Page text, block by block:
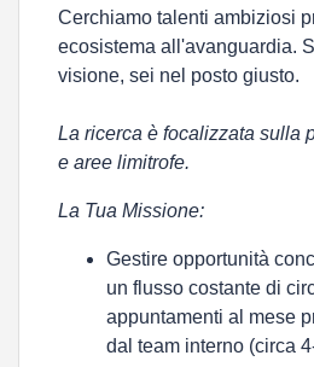
Cerchiamo talenti ambiziosi
ecosistema all'avanguardia.
visione, sei nel posto giusto.
La ricerca è focalizzata sulla
e aree limitrofe.
La Tua Missione:
Gestire opportunità
un flusso costante di
appuntamenti al mese
dal team interno (circa